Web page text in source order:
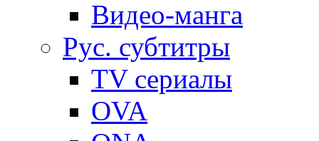
Видео-манга
Рус. субтитры
TV сериалы
OVA